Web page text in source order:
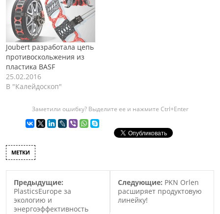
Joubert разработала цепь
противоскольжения из
пластика BASF
25.02.2016
В "Калейдоскоп"
Заметили ошибку? Выделите ее и нажмите Ctrl+Enter
МЕТКИ
Предыдущие:
PlasticsEurope за
экологию и
энергоэффективность
Следующие: PKN Orlen
расширяет продуктовую
линейку!